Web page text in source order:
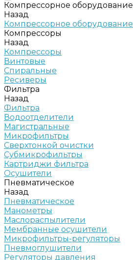
Компрессорное оборудование
Назад
Компрессорное оборудование
Компрессоры
Назад
Компрессоры
Винтовые
Спиральные
Ресиверы
Фильтра
Назад
Фильтра
Водоотделители
Магистральные
Микрофильтры
Сверхтонкой очистки
Субмикрофильтры
Картриджи фильтра
Осушители
Пневматическое
Назад
Пневматическое
Манометры
Маслораспылители
Мембранные осушители
Микрофильтры-регуляторы
Пневмоглушители
Регуляторы давления